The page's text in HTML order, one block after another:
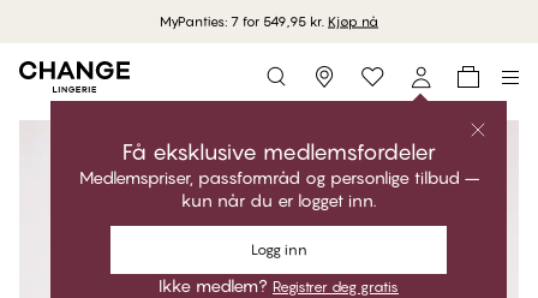
MyPanties: 7 for 549,95 kr. Kjøp nå
Storefinder
Få eksklusive medlemsfordeler
Medlemspriser, passformråd og personlige tilbud –
kun når du er logget inn.
Logg inn
Ikke medlem? Registrer deg gratis